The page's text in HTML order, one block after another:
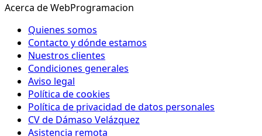
Acerca de WebProgramacion
Quienes somos
Contacto y dónde estamos
Nuestros clientes
Condiciones generales
Aviso legal
Política de cookies
Política de privacidad de datos personales
CV de Dámaso Velázquez
Asistencia remota